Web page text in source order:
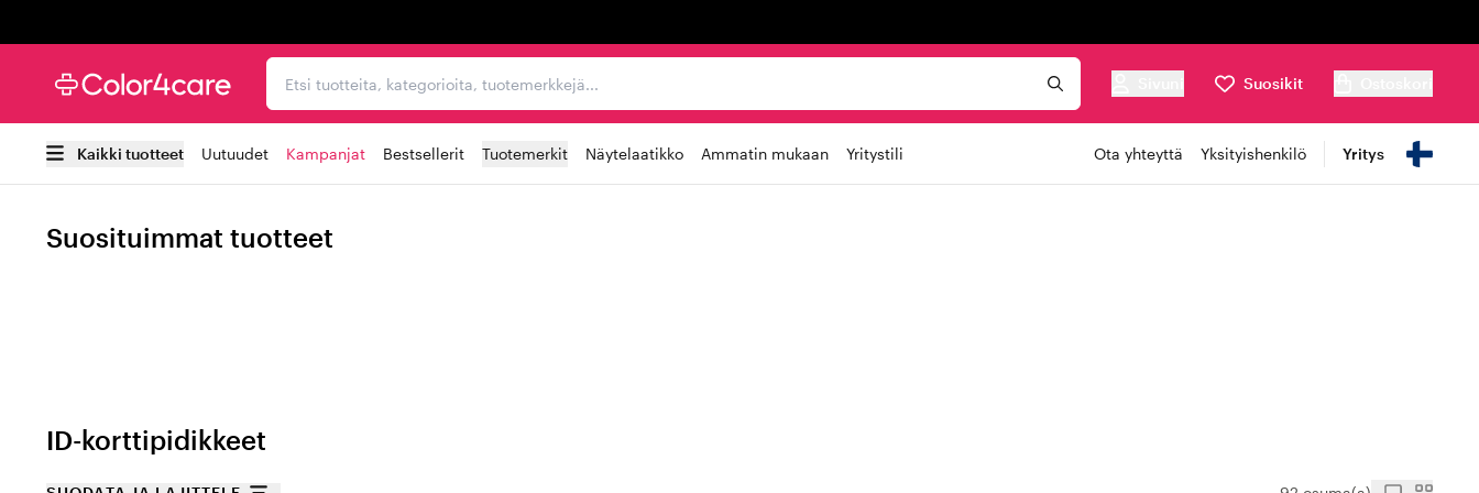
Etsi tuotteita, kategorioita, tuotemerkkejä...
Suosikit
Kaikki tuotteet Uutuudet Kampanjat Bestsellerit Tuotemerkit Näytelaatikko Ammatin mukaan Yritystili Ota yhteyttä Yksityishenkilö Yritys
Suosituimmat tuotteet
ID-korttipidikkeet